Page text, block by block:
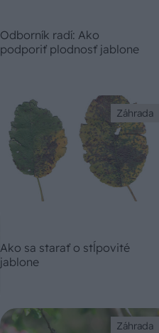
Odborník radí: Ako
podporiť plodnosť jablone
Záhrada
Ako sa starať o stĺpovité
jablone
Záhrada